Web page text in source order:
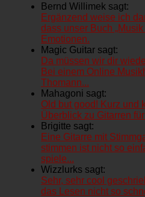
Bernd Willimek sagt:
Ergänzend weise ich
dass unser Buch „Musik
Emotionen.
Magic Guitar sagt:
Da müssen wir dir
Bei einem Online
Thomann...
Mahagoni sagt:
Old but good! Kurz und
Überblick zu Gitarren
Brigitte sagt:
Eine Gitarre mit
stimmen ist nicht so
spiele...
Wizzlurks sagt:
Sehr, sehr cool
das Lesen nicht so